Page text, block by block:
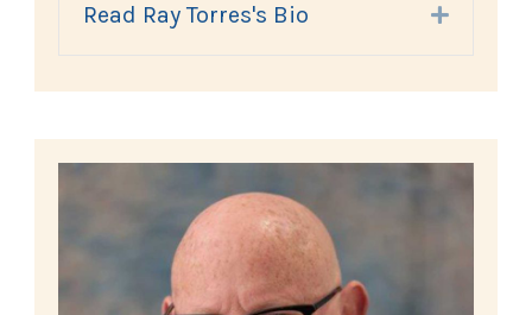
Read Ray Torres's Bio Expand